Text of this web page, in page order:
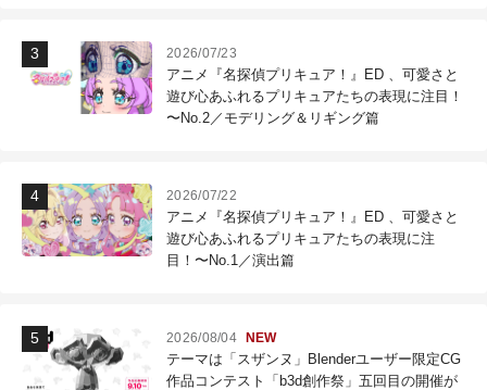
2026/07/23
アニメ『名探偵プリキュア！』ED 、可愛さと
遊び心あふれるプリキュアたちの表現に注目！
〜No.2／モデリング＆リギング篇
2026/07/22
アニメ『名探偵プリキュア！』ED 、可愛さと
遊び心あふれるプリキュアたちの表現に注
目！〜No.1／演出篇
2026/08/04 NEW
テーマは「スザンヌ」Blenderユーザー限定CG
作品コンテスト「b3d創作祭」五回目の開催が